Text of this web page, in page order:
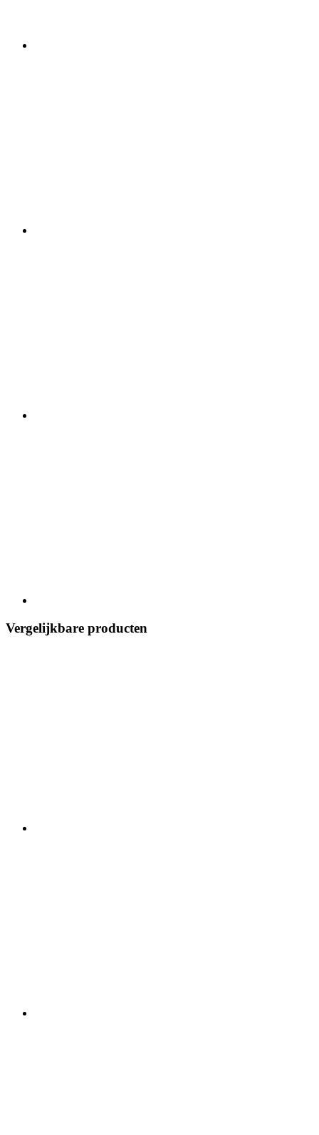
Vergelijkbare producten